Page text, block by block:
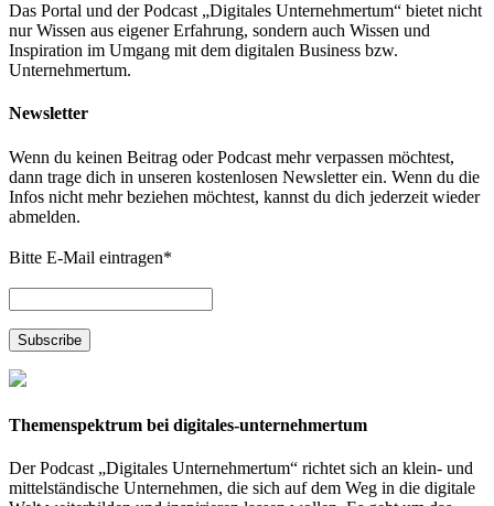
Das Portal und der Podcast „Digitales Unternehmertum“ bietet nicht
nur Wissen aus eigener Erfahrung, sondern auch Wissen und
Inspiration im Umgang mit dem digitalen Business bzw.
Unternehmertum.
Newsletter
Wenn du keinen Beitrag oder Podcast mehr verpassen möchtest,
dann trage dich in unseren kostenlosen Newsletter ein. Wenn du die
Infos nicht mehr beziehen möchtest, kannst du dich jederzeit wieder
abmelden.
Bitte E-Mail eintragen*
Themenspektrum bei digitales-unternehmertum
Der Podcast „Digitales Unternehmertum“ richtet sich an klein- und
mittelständische Unternehmen, die sich auf dem Weg in die digitale